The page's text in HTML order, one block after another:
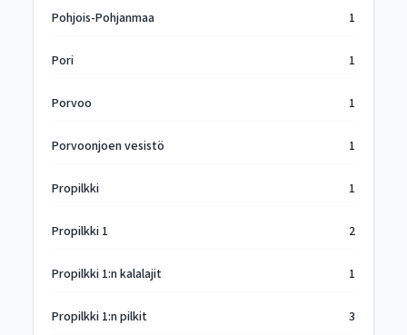
Pohjois-Pohjanmaa 1
Pori 1
Porvoo 1
Porvoonjoen vesistö 1
Propilkki 1
Propilkki 1 2
Propilkki 1:n kalalajit 1
Propilkki 1:n pilkit 3